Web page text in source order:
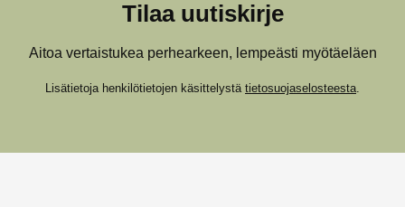
Tilaa uutiskirje
Aitoa vertaistukea perhearkeen, lempeästi myötäeläen
Lisätietoja henkilötietojen käsittelystä tietosuojaselosteesta.